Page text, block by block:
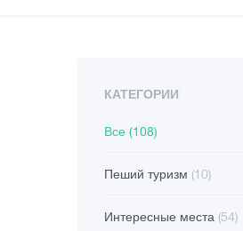
КАТЕГОРИИ
Все (108)
Пеший туризм (10)
Интересные места (54)